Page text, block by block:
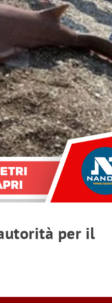
per il